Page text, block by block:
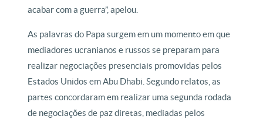
acabar com a guerra”, apelou.
As palavras do Papa surgem em um momento em que
mediadores ucranianos e russos se preparam para
realizar negociações presenciais promovidas pelos
Estados Unidos em Abu Dhabi. Segundo relatos, as
partes concordaram em realizar uma segunda rodada
de negociações de paz diretas, mediadas pelos